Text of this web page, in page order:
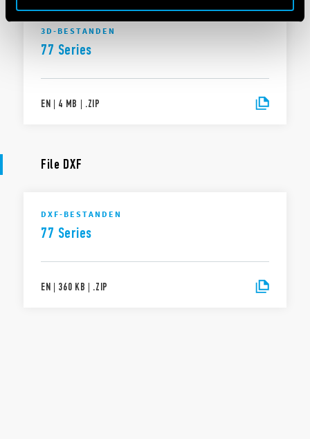
3D-BESTANDEN
77 Series
EN | 4 MB | .ZIP
File DXF
DXF-BESTANDEN
77 Series
EN | 360 KB | .ZIP